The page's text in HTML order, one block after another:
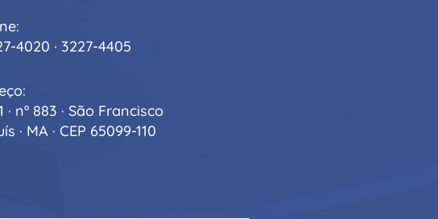
4020 · 3227-4405
· nº 883 · São Francisco
· MA · CEP 65099-110